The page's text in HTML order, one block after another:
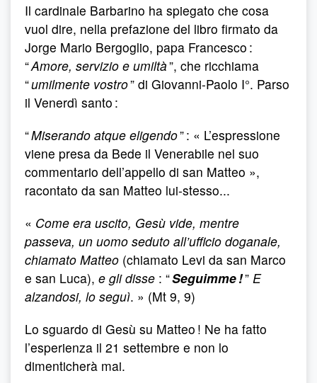
Il cardinale Barbarino ha spiegato che cosa
vuol dire, nella prefazione del libro firmato da
Jorge Mario Bergoglio, papa Francesco :
“Amore, servizio e umiltà”, che ricchiama
“umilmente vostro” di Giovanni-Paolo I°. Parso
il Venerdì santo :
“Miserando atque eligendo” : « L’espressione
viene presa da Bede il Venerabile nel suo
commentario dell’appello di san Matteo »,
racontato da san Matteo lui-stesso...
« Come era uscito, Gesù vide, mentre
passeva, un uomo seduto all’ufficio doganale,
chiamato Matteo (chiamato Levi da san Marco
e san Luca), e gli disse : “Seguimme !” E
alzandosi, lo seguì. » (Mt 9, 9)
Lo sguardo di Gesù su Matteo ! Ne ha fatto
l’esperienza il 21 settembre e non lo
dimenticherà mai.